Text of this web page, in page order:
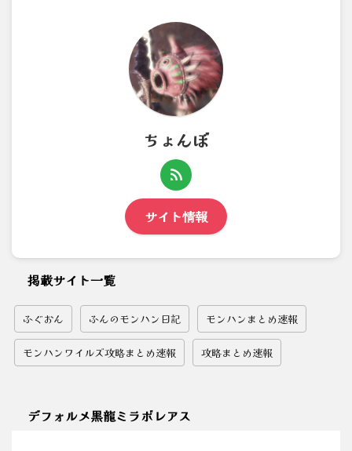
ちょんぼ
サイト情報
掲載サイト一覧
ふぐおん ふんのモンハン日記 モンハンまとめ速報
モンハンワイルズ攻略まとめ速報 攻略まとめ速報
デフォルメ黒龍ミラボレアス